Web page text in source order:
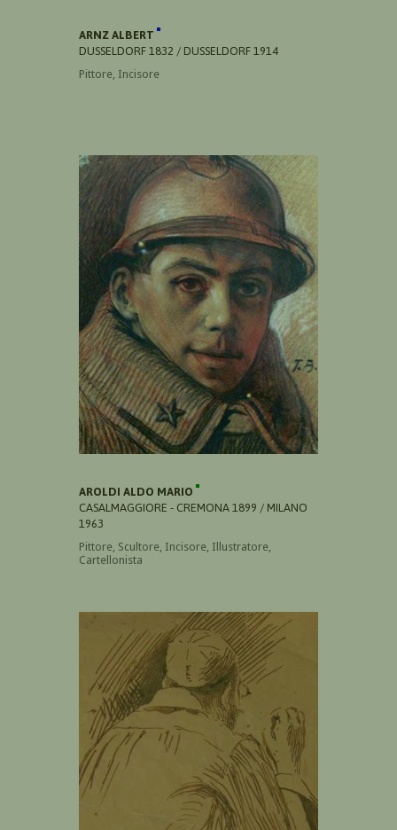
ARNZ ALBERT
DUSSELDORF 1832 / DUSSELDORF 1914
Pittore, Incisore
AROLDI ALDO MARIO
CASALMAGGIORE - CREMONA 1899 / MILANO
1963
Pittore, Scultore, Incisore, Illustratore,
Cartellonista